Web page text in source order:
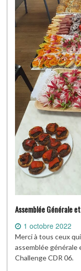
Assemblée Générale
1 octobre 2022
Merci à tous ceux
assemblée
Challenge CDR 06.